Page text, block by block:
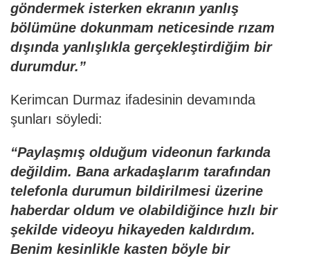
göndermek isterken ekranın yanlış
bölümüne dokunmam neticesinde rızam
dışında yanlışlıkla gerçekleştirdiğim bir
durumdur.”
Kerimcan Durmaz ifadesinin devamında
şunları söyledi:
“Paylaşmış olduğum videonun farkında
değildim. Bana arkadaşlarım tarafından
telefonla durumun bildirilmesi üzerine
haberdar oldum ve olabildiğince hızlı bir
şekilde videoyu hikayeden kaldırdım.
Benim kesinlikle kasten böyle bir